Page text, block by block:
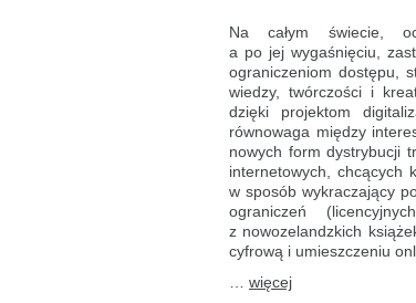
do
z
w
na
Na całym świecie,
a po jej wygaśnięciu,
ograniczeniom dostępu,
wiedzy, twórczości i
dzięki projektom
równowaga między
nowych form dystrybucji
internetowych, chcących
w sposób wykraczający
ograniczeń
z nowozelandzkich
cyfrową i umieszczeniu
więcej